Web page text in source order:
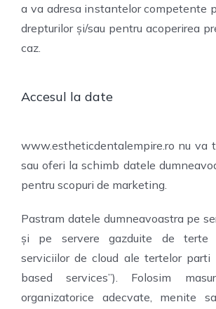
a va adresa instantelor competente
drepturilor și/sau pentru acoperirea
caz.
Accesul la date
www.estheticdentalempire.ro nu va
sau oferi la schimb datele
pentru scopuri de marketing.
Pastram datele dumneavoastra pe
și pe servere gazduite de terte
serviciilor de cloud ale tertelor parti
based services”). Folosim
organizatorice adecvate, menite